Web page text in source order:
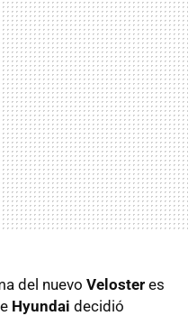
del nuevo Veloster es
Hyundai decidió